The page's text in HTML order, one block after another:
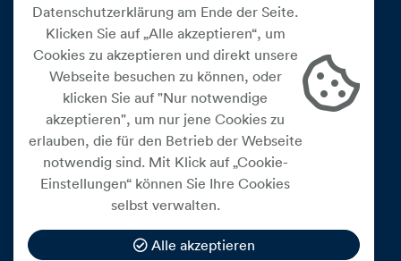
Cookie Einstellungen
Datenschutz
Impressum
Widerrufsbelehrung
Medienfreiheitsgesetz
Barrierefreiheitserklärung
Datenschutzerklärung am Ende der Seite.
Klicken Sie auf „Alle akzeptieren“, um
Cookies zu akzeptieren und direkt unsere
Webseite besuchen zu können, oder
klicken Sie auf "Nur notwendige
akzeptieren", um nur jene Cookies zu
erlauben, die für den Betrieb der Webseite
notwendig sind. Mit Klick auf „Cookie-
Einstellungen“ können Sie Ihre Cookies
selbst verwalten.
Alle akzeptieren